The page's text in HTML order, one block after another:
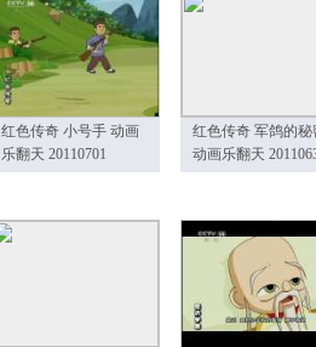
红色传奇 小号手 动画
乐翻天 20110701
红色传奇 军鸽的秘
动画乐翻天